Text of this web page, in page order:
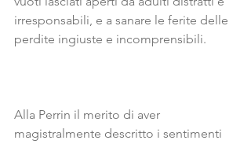
irresponsabili, e a sanare le ferite delle
perdite ingiuste e incomprensibili.
Alla Perrin il merito di aver
magistralmente descritto i sentimenti